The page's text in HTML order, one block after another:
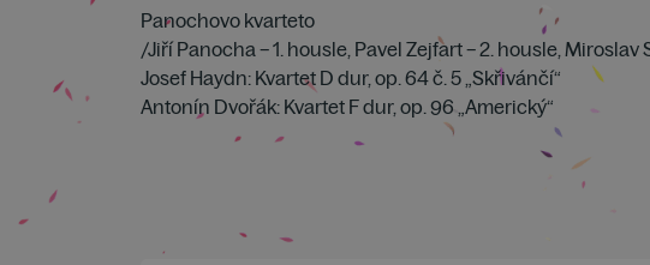
Panochovo kvarteto
/Jiří Panocha – 1. housle, Pavel Zejfart – 2. housle,
Josef Haydn: Kvartet D dur, op. 64 č. 5 „Skřivánčí“
Antonín Dvořák: Kvartet F dur, op. 96 „Americký“